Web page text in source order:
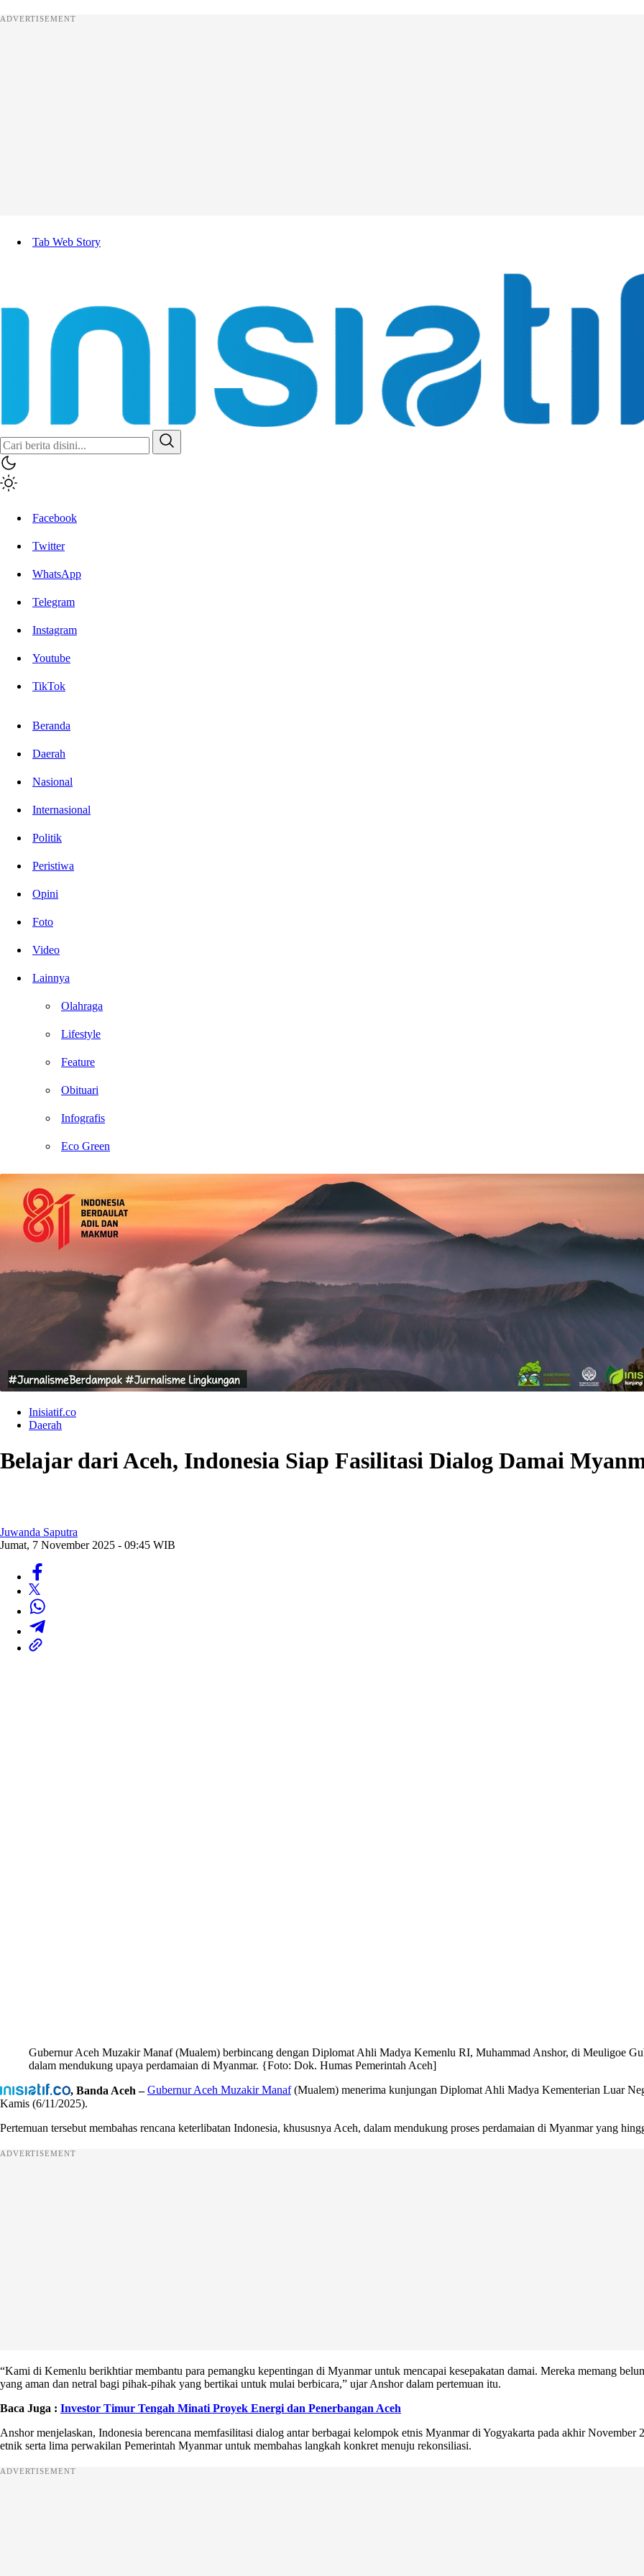
ADVERTISEMENT
Tab Web Story
Facebook
Twitter
WhatsApp
Telegram
Instagram
Youtube
TikTok
Beranda
Daerah
Nasional
Internasional
Politik
Peristiwa
Opini
Foto
Video
Lainnya
Olahraga
Lifestyle
Feature
Obituari
Infografis
Eco Green
Inisiatif.co
Daerah
Belajar dari Aceh, Indonesia Siap Fasilitasi Dialog Damai
Juwanda Saputra
Jumat, 7 November 2025 - 09:45 WIB
Gubernur Aceh Muzakir Manaf (Mualem) berbincang dengan Diplomat Ahli Madya Kemenlu RI, Muhammad Anshor, di Meuligoe
dalam mendukung upaya perdamaian di Myanmar. {Foto: Dok. Humas Pemerintah Aceh]
, Banda Aceh – Gubernur Aceh Muzakir Manaf(Mualem) menerima kunjungan Diplomat Ahli Madya Kementerian Luar
Kamis (6/11/2025).
Pertemuan tersebut membahas rencana keterlibatan Indonesia, khususnya Aceh, dalam mendukung proses perdamaian di Myanmar yang
ADVERTISEMENT
“Kami di Kemenlu berikhtiar membantu para pemangku kepentingan di Myanmar untuk mencapai kesepakatan damai. Mereka memang
yang aman dan netral bagi pihak-pihak yang bertikai untuk mulai berbicara,” ujar Anshor dalam pertemuan itu.
Baca Juga : Investor Timur Tengah Minati Proyek Energi dan Penerbangan Aceh
Anshor menjelaskan, Indonesia berencana memfasilitasi dialog antar berbagai kelompok etnis Myanmar di Yogyakarta pada akhir
etnik serta lima perwakilan Pemerintah Myanmar untuk membahas langkah konkret menuju rekonsiliasi.
ADVERTISEMENT